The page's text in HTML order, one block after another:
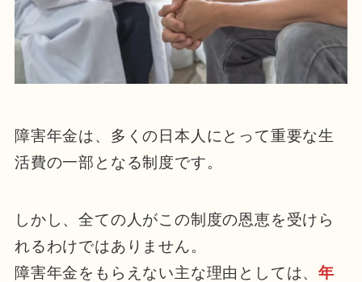
障害年金は、多くの日本人にとって重要な生
活費の一部となる制度です。
しかし、全ての人がこの制度の恩恵を受けら
れるわけではありません。
障害年金をもらえない主な理由としては、年